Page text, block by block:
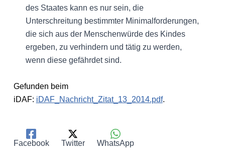
des Staates kann es nur sein, die
Unterschreitung bestimmter Minimalforderungen,
die sich aus der Menschenwürde des Kindes
ergeben, zu verhindern und tätig zu werden,
wenn diese gefährdet sind.
Gefunden beim
iDAF: iDAF_Nachricht_Zitat_13_2014.pdf.
Facebook Twitter WhatsApp